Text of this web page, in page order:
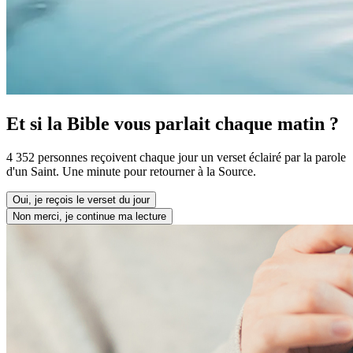
Et si la Bible vous parlait chaque matin ?
4 352 personnes reçoivent chaque jour un verset éclairé par la parole
d'un Saint. Une minute pour retourner à la Source.
Oui, je reçois le verset du jour
Non merci, je continue ma lecture